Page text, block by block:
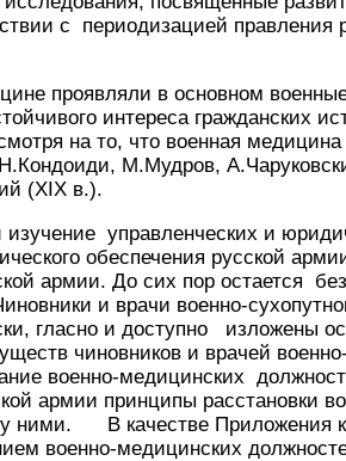
с периодизацией правления
проявляли в основном
интереса гражданских
на то, что военная
М.Мудров,
(XIX в.).
управленческих и
обеспечения русской
армии. До сих пор остается
и врачи военно-
гласно и доступно изложены
чиновников и врачей
военно-медицинских
армии принципы расстановки
ними. В качестве Приложения
военно-медицинских